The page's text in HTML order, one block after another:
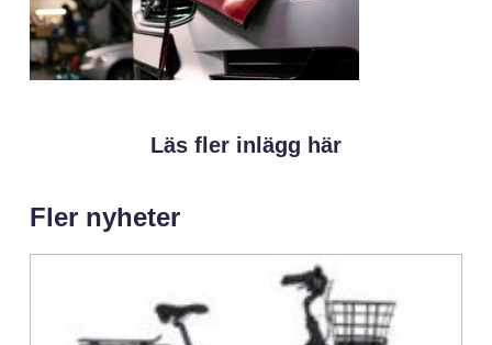
Läs fler inlägg här
Fler nyheter